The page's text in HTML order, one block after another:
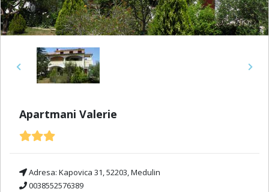
Previous Next
Apartmani Valerie
Adresa: Kapovica 31, 52203, Medulin
0038552576389